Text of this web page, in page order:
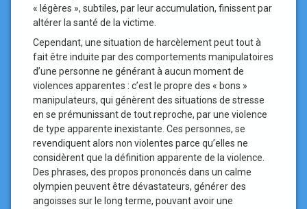
« légères », subtiles, par leur accumulation, finissent par
altérer la santé de la victime.
Cependant, une situation de harcèlement peut tout à
fait être induite par des comportements manipulatoires
d’une personne ne générant à aucun moment de
violences apparentes : c’est le propre des « bons »
manipulateurs, qui génèrent des situations de stresse
en se prémunissant de tout reproche, par une violence
de type apparente inexistante. Ces personnes, se
revendiquent alors non violentes parce qu’elles ne
considèrent que la définition apparente de la violence.
Des phrases, des propos prononcés dans un calme
olympien peuvent être dévastateurs, générer des
angoisses sur le long terme, pouvant avoir une